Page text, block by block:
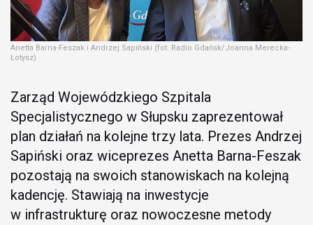
Anetta Barna-Feszak i Andrzej Sapiński (fot. Radio Gdańsk/Joanna Merecka-
Łotysz)
Zarząd Wojewódzkiego Szpitala
Specjalistycznego w Słupsku zaprezentował
plan działań na kolejne trzy lata. Prezes Andrzej
Sapiński oraz wiceprezes Anetta Barna-Feszak
pozostają na swoich stanowiskach na kolejną
kadencję. Stawiają na inwestycje
w infrastrukturę oraz nowoczesne metody